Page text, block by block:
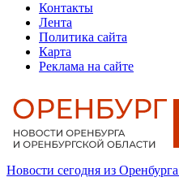
Контакты
Лента
Политика сайта
Карта
Реклама на сайте
Новости сегодня из